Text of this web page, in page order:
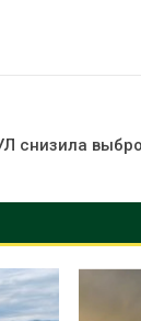
снизила